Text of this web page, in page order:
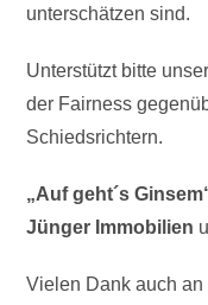
unterschätzen sind.
Unterstützt bitte
der Fairness
Schiedsrichtern.
„Auf geht´s
Jünger Immobilien
Vielen Dank auch an